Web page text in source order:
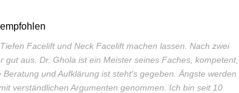
empfohlen
Facelift und Neck Facelift machen lassen. Nach zwei
gut aus. Dr. Ghola ist ein Meister seines Faches, kompetent,
und Aufklärung ist steht's gegeben. Ängste werden
verständlichen Argumenten genommen. Ich bin seit 10